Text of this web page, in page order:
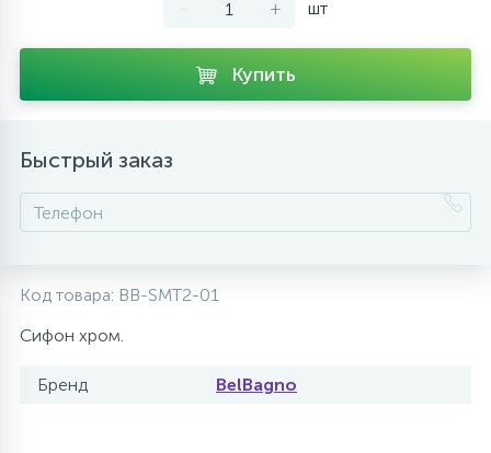
Душевые системы
- + шт
Купить
Быстрый заказ
Код товара: BB-SMT2-01
Сифон хром.
Бренд BelBagno